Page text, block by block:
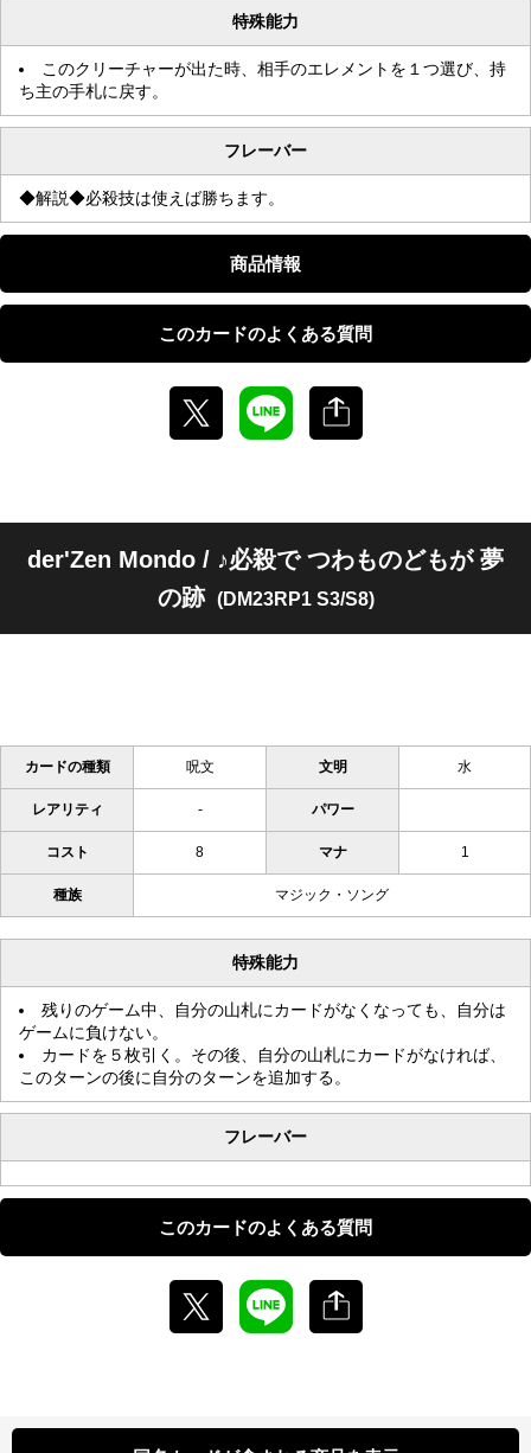
特殊能力
このクリーチャーが出た時、相手のエレメントを１つ選び、持
ち主の手札に戻す。
フレーバー
◆解説◆必殺技は使えば勝ちます。
商品情報
このカードのよくある質問
der'Zen Mondo / ♪必殺で つわものどもが 夢
の跡
(DM23RP1 S3/S8)
カードの種類 呪文 文明 水
レアリティ - パワー
コスト 8 マナ 1
種族 マジック・ソング
特殊能力
残りのゲーム中、自分の山札にカードがなくなっても、自分は
ゲームに負けない。
カードを５枚引く。その後、自分の山札にカードがなければ、
このターンの後に自分のターンを追加する。
フレーバー
このカードのよくある質問